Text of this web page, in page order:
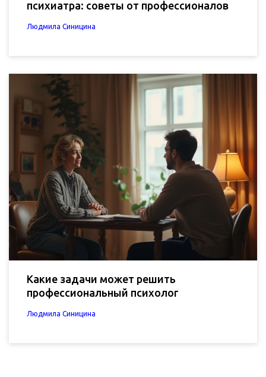
психиатра: советы от профессионалов
Людмила Синицина
Какие задачи может решить
профессиональный психолог
Людмила Синицина